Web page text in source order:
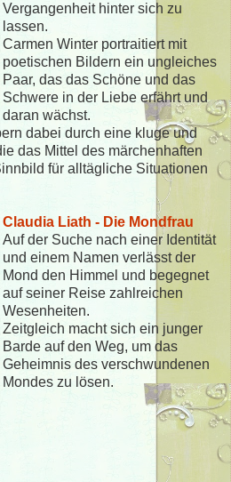
Vergangenheit hinter sich zu
lassen.
Carmen Winter portraitiert mit
poetischen Bildern ein ungleiches
Paar, das das Schöne und das
Schwere in der Liebe erfährt und
daran wächst.
dabei durch eine kluge und
das Mittel des märchenhaften
für alltägliche Situationen
Claudia Liath - Die Mondfrau
Auf der Suche nach einer Identität
und einem Namen verlässt der
Mond den Himmel und begegnet
auf seiner Reise zahlreichen
Wesenheiten.
Zeitgleich macht sich ein junger
Barde auf den Weg, um das
Geheimnis des verschwundenen
Mondes zu lösen.